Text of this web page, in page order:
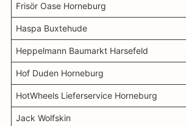
Frisör Oase Horneburg
Haspa Buxtehude
Heppelmann Baumarkt Harsefeld
Hof Duden Horneburg
HotWheels Lieferservice Horneburg
Jack Wolfskin